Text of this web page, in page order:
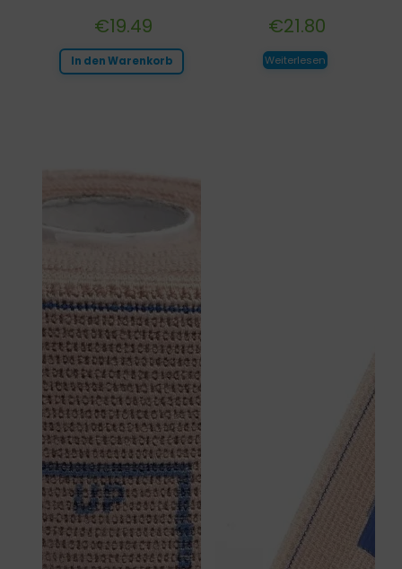
€21.80
Weiterlesen
€19.49
In den Warenkorb